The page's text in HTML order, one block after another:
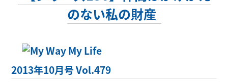
のない私の財産
2013年10月号 Vol.479